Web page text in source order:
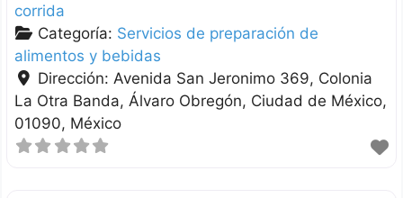
corrida
Categoría: Servicios de preparación de
alimentos y bebidas
Dirección: Avenida San Jeronimo 369, Colonia
La Otra Banda Álvaro Obregón Ciudad de México
01090 México